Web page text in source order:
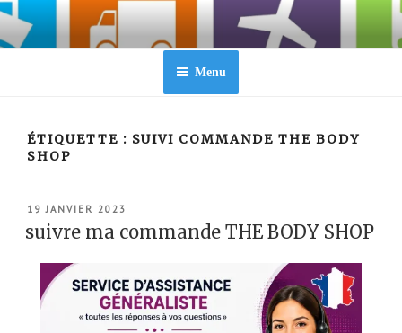
Aller
contenu
Menu
ÉTIQUETTE : SUIVI COMMANDE THE BODY
SHOP
PUBLIÉ
19 JANVIER 2023
suivre ma commande THE BODY SHOP